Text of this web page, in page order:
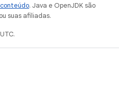
. Java e OpenJDK são
suas afiliadas.